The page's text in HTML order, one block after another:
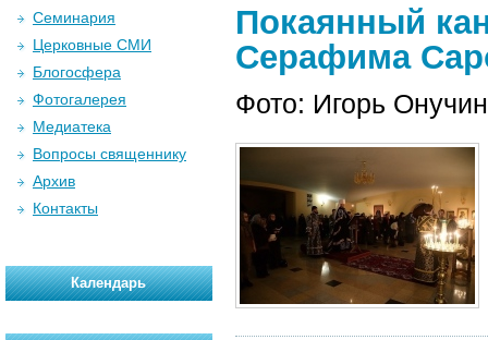
Покаянный
Серафима
Фото: Игорь Онучин
Семинария
Церковные СМИ
Блогосфера
Фотогалерея
Медиатека
Вопросы священнику
Архив
Контакты
Календарь